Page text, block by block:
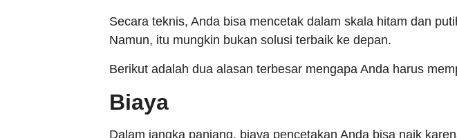
Secara teknis, Anda bisa mencetak dalam skala hitam dan
Namun, itu mungkin bukan solusi terbaik ke depan.
Berikut adalah dua alasan terbesar mengapa Anda harus
Biaya
Dalam jangka panjang, biaya pencetakan Anda bisa naik